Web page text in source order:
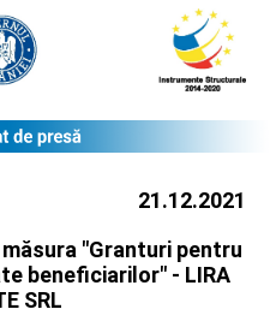
21.12.2021
"Granturi pentru
beneficiarilor" - LIRA
SRL